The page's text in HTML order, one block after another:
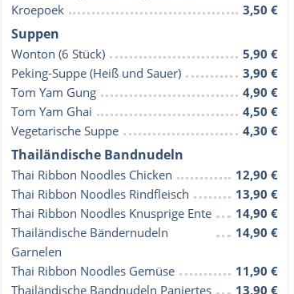
Kroepoek
3,50 €
Suppen
Wonton (6 Stück)
5,90 €
Peking-Suppe (Heiß und Sauer)
3,90 €
Tom Yam Gung
4,90 €
Tom Yam Ghai
4,50 €
Vegetarische Suppe
4,30 €
Thailändische Bandnudeln
Thai Ribbon Noodles Chicken
12,90 €
Thai Ribbon Noodles Rindfleisch
13,90 €
Thai Ribbon Noodles Knusprige Ente
14,90 €
Thailändische Bändernudeln
Garnelen
14,90 €
Thai Ribbon Noodles Gemüse
11,90 €
Thailändische Bandnudeln Paniertes
13,90 €